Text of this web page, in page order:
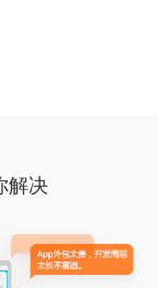
解决